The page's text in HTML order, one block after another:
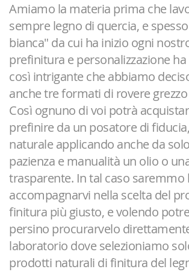
Amiamo la materia prima che
sempre legno di quercia, e
bianca" da cui ha inizio ogni
prefinitura e personalizzazione
così intrigante che abbiamo
anche tre formati di rovere
Così ognuno di voi potrà
prefinire da un posatore di
naturale applicando anche da
pazienza e manualità un olio o
trasparente. In tal caso saremmo
accompagnarvi nella scelta del
finitura più giusto, e volendo
persino procurarvelo
laboratorio dove selezioniamo
prodotti naturali di finitura del